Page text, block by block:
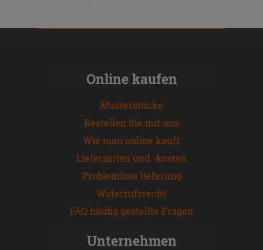
Online kaufen
Musterstücke
Bestellen Sie mit uns
Wie man online kauft
Lieferzeiten und -kosten
Problemlose lieferung
Widerrufsrecht
FAQ häufig gestellte Fragen
Unternehmen